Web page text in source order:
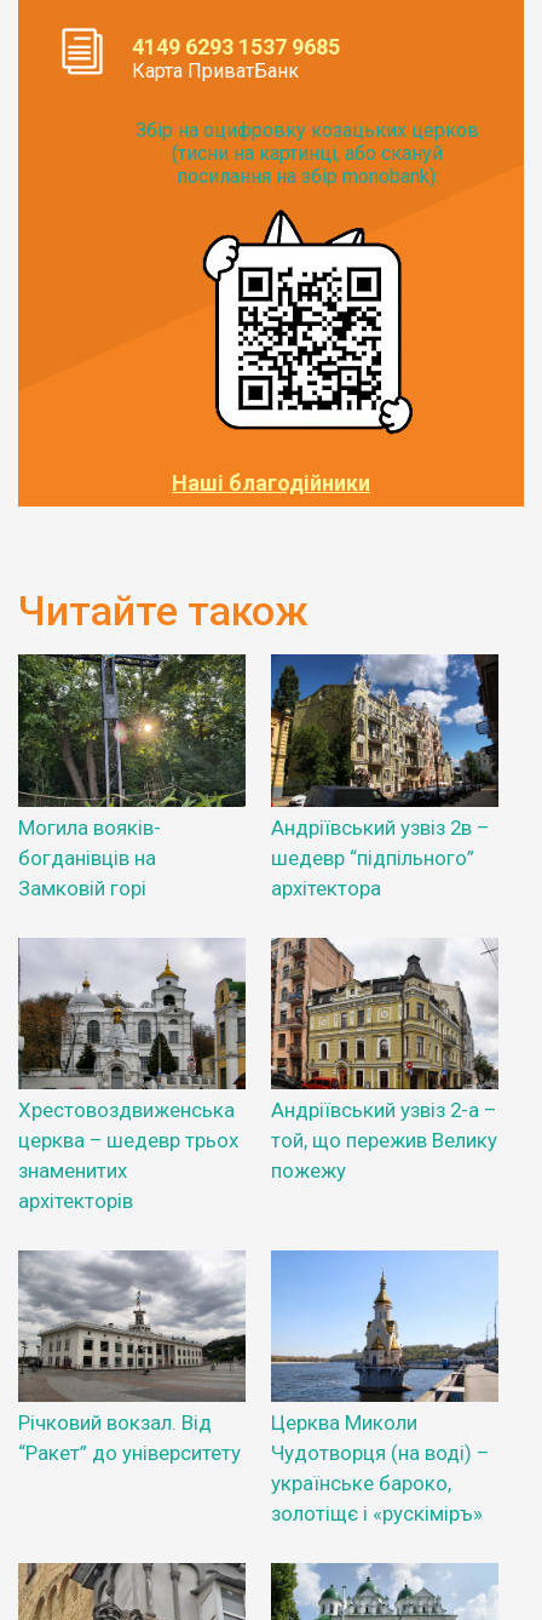
4149 6293 1537 9685
Карта ПриватБанк
Збір на оцифровку козацьких церков
(тисни на картинці, або скануй
посилання на збір monobank):
Наші благодійники
Читайте також
Могила вояків-
богданівців на
Замковій горі
Андріївський узвіз 2в –
шедевр “підпільного”
архітектора
Хрестовоздвиженська
церква – шедевр трьох
знаменитих
архітекторів
Андріївський узвіз 2-а –
той, що пережив Велику
пожежу
Річковий вокзал. Від
“Ракет” до університету
Церква Миколи
Чудотворця (на воді) –
українське бароко,
золотіщє і «рускіміръ»